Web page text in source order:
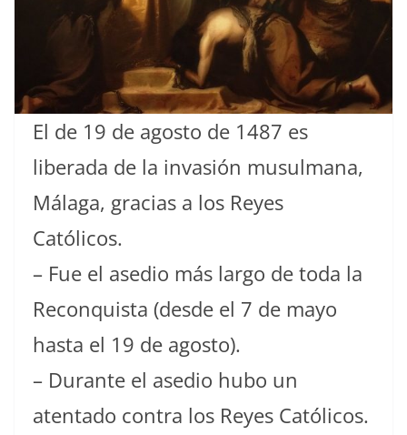
El de 19 de agosto de 1487 es
liberada de la invasión musulmana,
Málaga, gracias a los Reyes
Católicos.
– Fue el asedio más largo de toda la
Reconquista (desde el 7 de mayo
hasta el 19 de agosto).
– Durante el asedio hubo un
atentado contra los Reyes Católicos.